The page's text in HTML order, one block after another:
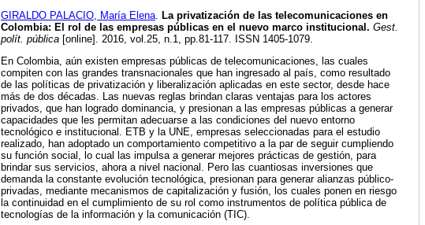
GIRALDO PALACIO, María Elena. La privatización de las telecomunicaciones en
Colombia: El rol de las empresas públicas en el nuevo marco institucional . Gest.
polít. pública [online]. 2016, vol.25, n.1, pp.81-117. ISSN 1405-1079.
En Colombia, aún existen empresas públicas de telecomunicaciones, las cuales
compiten con las grandes transnacionales que han ingresado al país, como resultado
de las políticas de privatización y liberalización aplicadas en este sector, desde hace
más de dos décadas. Las nuevas reglas brindan claras ventajas para los actores
privados, que han logrado dominancia, y presionan a las empresas públicas a generar
capacidades que les permitan adecuarse a las condiciones del nuevo entorno
tecnológico e institucional. ETB y la UNE, empresas seleccionadas para el estudio
realizado, han adoptado un comportamiento competitivo a la par de seguir cumpliendo
su función social, lo cual las impulsa a generar mejores prácticas de gestión, para
brindar sus servicios, ahora a nivel nacional. Pero las cuantiosas inversiones que
demanda la constante evolución tecnológica, presionan para generar alianzas público-
privadas, mediante mecanismos de capitalización y fusión, los cuales ponen en riesgo
la continuidad en el cumplimiento de su rol como instrumentos de política pública de
tecnologías de la información y la comunicación (TIC).